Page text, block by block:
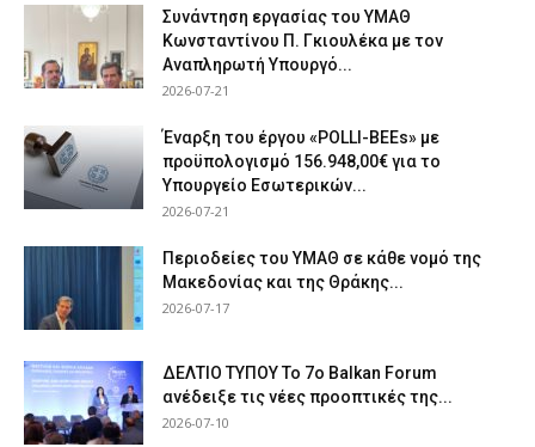
Συνάντηση εργασίας του ΥΜΑΘ
Κωνσταντίνου Π. Γκιουλέκα με τον
Αναπληρωτή Υπουργό...
2026-07-21
Έναρξη του έργου «POLLI-BEEs» με
προϋπολογισμό 156.948,00€ για το
Υπουργείο Εσωτερικών...
2026-07-21
Περιοδείες του ΥΜΑΘ σε κάθε νομό της
Μακεδονίας και της Θράκης...
2026-07-17
ΔΕΛΤΙΟ ΤΥΠΟΥ Το 7ο Balkan Forum
ανέδειξε τις νέες προοπτικές της...
2026-07-10